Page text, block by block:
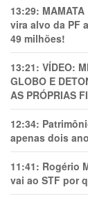
13:29:
vira alvo da PF
49 milhões!
13:21: VÍDEO:
GLOBO E
AS PRÓPRIAS
12:34:
apenas dois
11:41: Rogério
vai ao STF por